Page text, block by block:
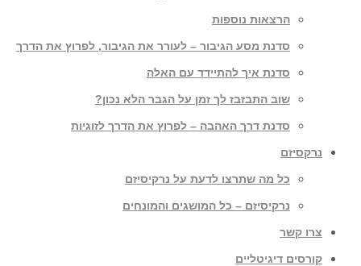
הרצאות נוספות
סדנת מסע הגיבור – לעורר את הגיבור, לפרוץ את הדרך
סדנת איך להתיידד עם האלה
שוב התבזבז לך זמן על הגבר הלא נכון?
סדנת דרך האהבה – לפרוץ את הדרך לזוגיות
נרקסיזם
כל מה שתרצו לדעת על נרקיסיזם
נרקיסיזם – כל המושגים והמונחים
צרו קשר
קורסים דיגיטליים